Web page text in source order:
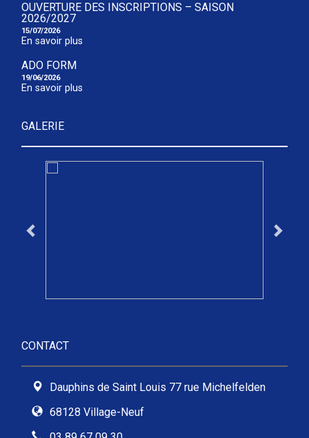
OUVERTURE DES INSCRIPTIONS – SAISON
2026/2027
15/07/2026
En savoir plus
ADO FORM
19/06/2026
En savoir plus
GALERIE
CONTACT
Dauphins de Saint Louis 77 rue Michelfelden
68128 Village-Neuf